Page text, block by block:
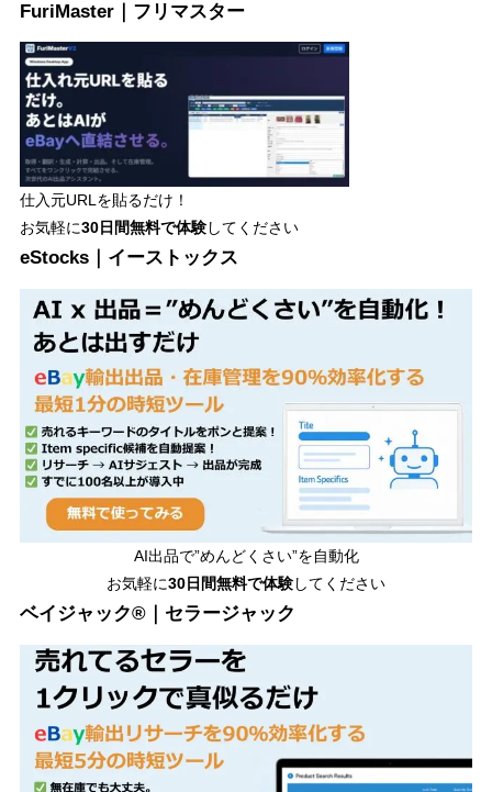
FuriMaster｜フリマスター
仕入元URLを貼るだけ！
お気軽に30日間無料で体験してください
eStocks｜イーストックス
AI出品で”めんどくさい”を自動化
お気軽に30日間無料で体験してください
ベイジャック®｜セラージャック